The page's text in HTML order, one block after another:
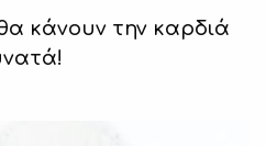
κάνουν την καρδιά